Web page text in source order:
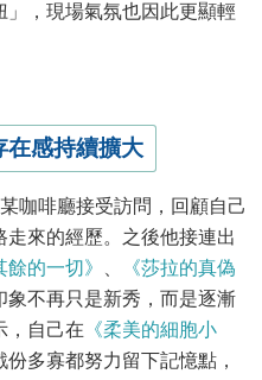
，現場氣氛也因此更顯輕
在感持續擴大
咖啡廳接受訪問，回顧自己
走來的經歷。之後他接連出
餘的一切》
《莎拉的真偽
象不再只是新秀，而是逐漸
，自己在 《柔美的細胞小
多寡都努力留下記憶點，